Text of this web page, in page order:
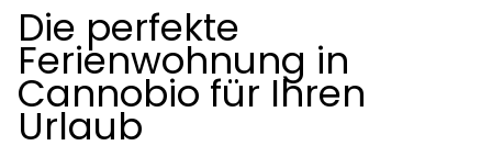
Die perfekte
Ferienwohnung in
Cannobio für Ihren
Urlaub